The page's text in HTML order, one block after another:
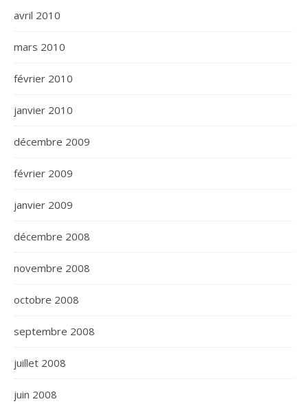
avril 2010
mars 2010
février 2010
janvier 2010
décembre 2009
février 2009
janvier 2009
décembre 2008
novembre 2008
octobre 2008
septembre 2008
juillet 2008
juin 2008